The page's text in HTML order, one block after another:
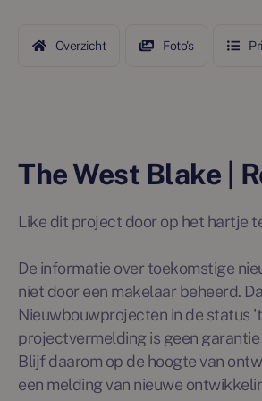
Overzicht Foto's
The West Blake |
Like dit project door op het hartje
De informatie over toekomstige
niet door een makelaar beheerd.
Nieuwbouwprojecten in de status
projectvermelding is geen
Blijf daarom op de hoogte van
een melding van nieuwe